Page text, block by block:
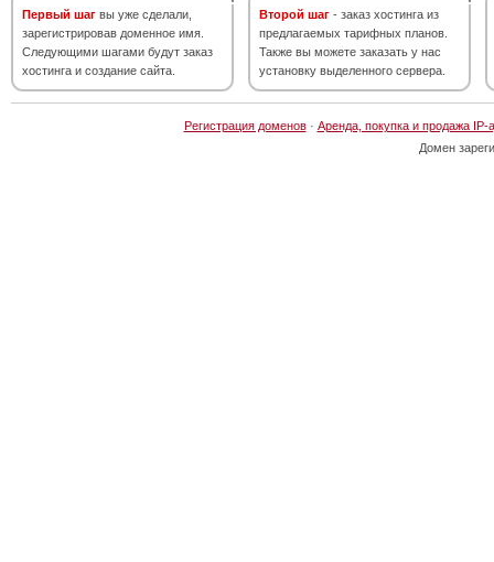
Первый шаг вы уже сделали,
зарегистрировав доменное имя.
Следующими шагами будут заказ
хостинга и создание сайта.
Второй шаг - заказ хостинга из
предлагаемых тарифных планов.
Также вы можете заказать у нас
установку выделенного сервера.
Регистрация доменов· Аренда, покупка и продажа IP-
Домен